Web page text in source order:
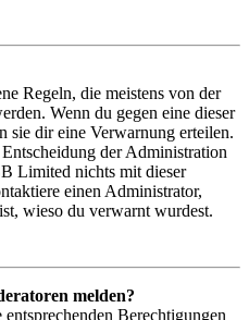
Regeln, die meistens von der
Wenn du gegen eine dieser
sie dir eine Verwarnung erteilen.
der Administration
Limited nichts mit dieser
einen Administrator,
wieso du verwarnt wurdest.
melden?
Berechtigungen